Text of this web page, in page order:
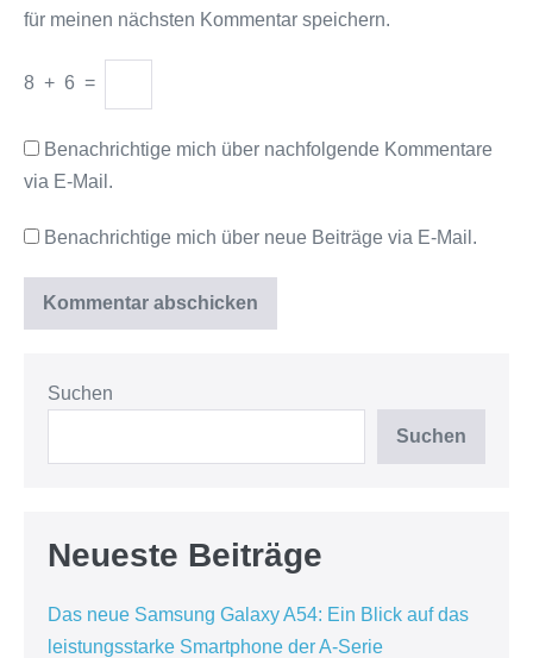
für meinen nächsten Kommentar speichern.
8 + 6 =
Benachrichtige mich über nachfolgende Kommentare
via E-Mail.
Benachrichtige mich über neue Beiträge via E-Mail.
Suchen
Suchen
Neueste Beiträge
Das neue Samsung Galaxy A54: Ein Blick auf das
leistungsstarke Smartphone der A-Serie